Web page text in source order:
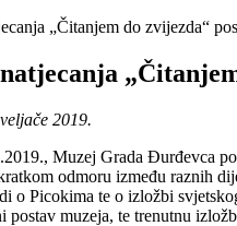
2019.
Muzej Grada Đurđevca
odmoru između raznih
o Picokima te o izložbi
postav muzeja, te trenutnu